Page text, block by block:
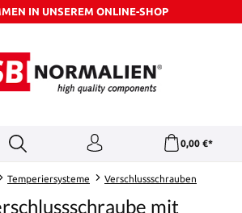
IN UNSEREM ONLINE-SHOP
0,00 €*
Temperiersysteme Verschlussschrauben
mit